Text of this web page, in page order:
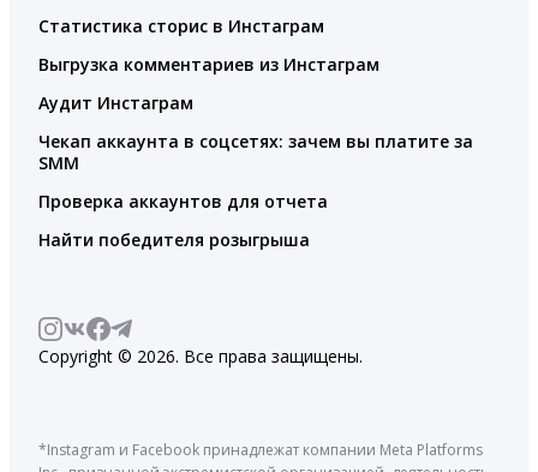
Статистика сторис в Инстаграм
Выгрузка комментариев из Инстаграм
Аудит Инстаграм
Чекап аккаунта в соцсетях: зачем вы платите за
SMM
Проверка аккаунтов для отчета
Найти победителя розыгрыша
Copyright © 2026. Все права защищены.
*Instagram и Facebook принадлежат компании Meta Platforms